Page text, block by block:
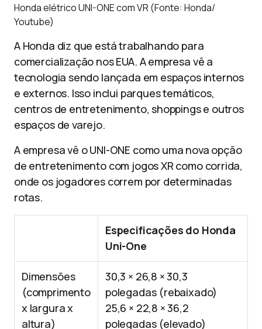
Honda elétrico UNI-ONE com VR (Fonte: Honda/
Youtube)
A Honda diz que está trabalhando para
comercialização nos EUA. A empresa vê a
tecnologia sendo lançada em espaços internos
e externos. Isso inclui parques temáticos,
centros de entretenimento, shoppings e outros
espaços de varejo.
A empresa vê o UNI-ONE como uma nova opção
de entretenimento com jogos XR como corrida,
onde os jogadores correm por determinadas
rotas.
Especificações do Honda
Uni-One
Dimensões
(comprimento
x largura x
altura)
30,3 × 26,8 × 30,3
polegadas (rebaixado)
25,6 × 22,8 × 36,2
polegadas (elevado)